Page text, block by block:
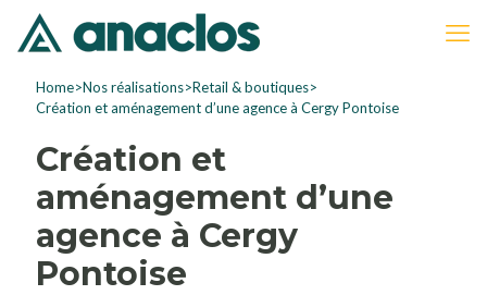
Home>Nos réalisations>Retail & boutiques>
Création et aménagement d’une agence à Cergy Pontoise
Création et
aménagement d’une
agence à Cergy
Pontoise